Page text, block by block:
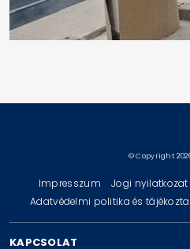
© Copyright
Impresszum Jogi nyilatkozat
Adatvédelmi politika és
KAPCSOLAT